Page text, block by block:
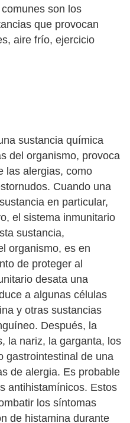
son los
que provocan
aire frío, ejercicio
sustancia química
del organismo, provoca
las alergias, como
Cuando una
en particular,
el sistema inmunitario
sustancia,
organismo, es en
de proteger al
desata una
a algunas células
y otras sustancias
Después, la
la nariz, la garganta, los
gastrointestinal de una
de alergia. Es probable
antihistamínicos. Estos
los síntomas
de histamina durante